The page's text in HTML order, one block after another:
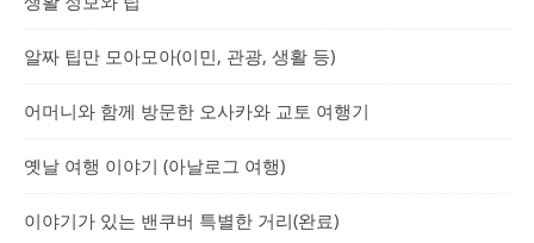
알짜 팁만 모아모아(이민, 관광, 생활 등)
어머니와 함께 방문한 오사카와 교토 여행기
옛날 여행 이야기 (아날로그 여행)
이야기가 있는 밴쿠버 특별한 거리(완료)